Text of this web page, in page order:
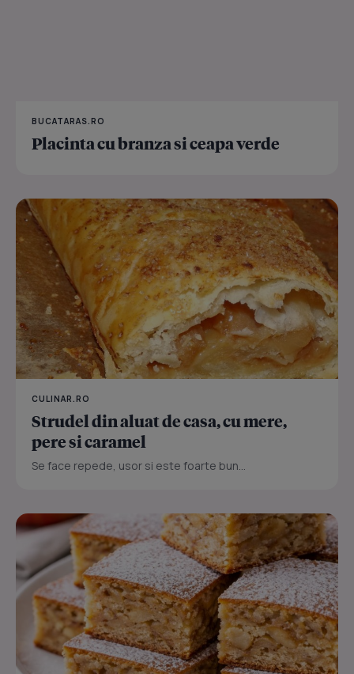
BUCATARAS.RO
Placinta cu branza si ceapa verde
CULINAR.RO
Strudel din aluat de casa, cu mere,
pere si caramel
Se face repede, usor si este foarte bun...